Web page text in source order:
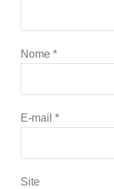
Nome *
E-mail *
Site